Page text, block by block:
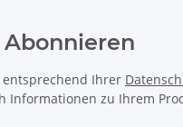
Ihrer
Informationen zu Ihrem